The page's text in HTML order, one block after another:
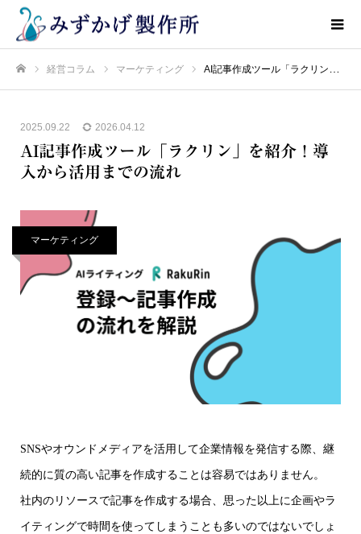
経営コラム マーケティング AI記事作成ツール「ラクリン」を紹介！導入から活用までの流れ
2025.09.22 2026.04.12
AI記事作成ツール「ラクリン」を紹介！導
入から活用までの流れ
マーケティング
SNSやオウンドメディアを活用して企業情報を発信する際、継
続的に質の高い記事を作成することは容易ではありません。
社内のリソースで記事を作成する場合、思った以上に企画やラ
イティングで時間を使ってしまうことも多いのではないでしょ